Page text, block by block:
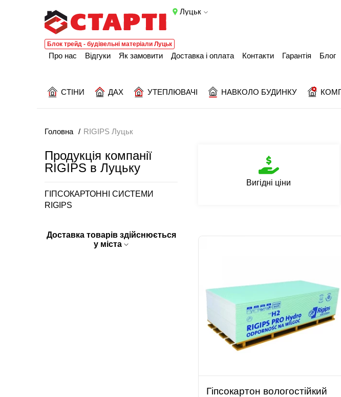
Луцьк
Блок трейд - будівельні матеріали Луцьк
СТІНИ ДАХ УТЕПЛЮВАЧІ НАВКОЛО БУДИНКУ
Про нас Відгуки Як замовити Доставка і оплата Контакти Гарантія Блог
Головна RIGIPS Луцьк
Продукція компанії
RIGIPS в Луцьку
ГІПСОКАРТОННІ СИСТЕМИ
RIGIPS
Доставка товарів здійснюється
у міста
Вигідні ціни
Гіпсокартон вологостійкий